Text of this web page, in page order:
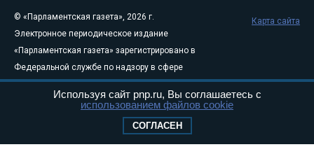
© «Парламентская газета», 2026 г.
Электронное периодическое издание
«Парламентская газета» зарегистрировано в
Федеральной службе по надзору в сфере
связи, информационных технологий и
массовых коммуникаций (Роскомнадзор) 05
Свидетельство о регистрации Эл № ФС77-
Карта сайта
Используя сайт pnp.ru, Вы соглашаетесь с
использованием файлов cookie
СОГЛАСЕН